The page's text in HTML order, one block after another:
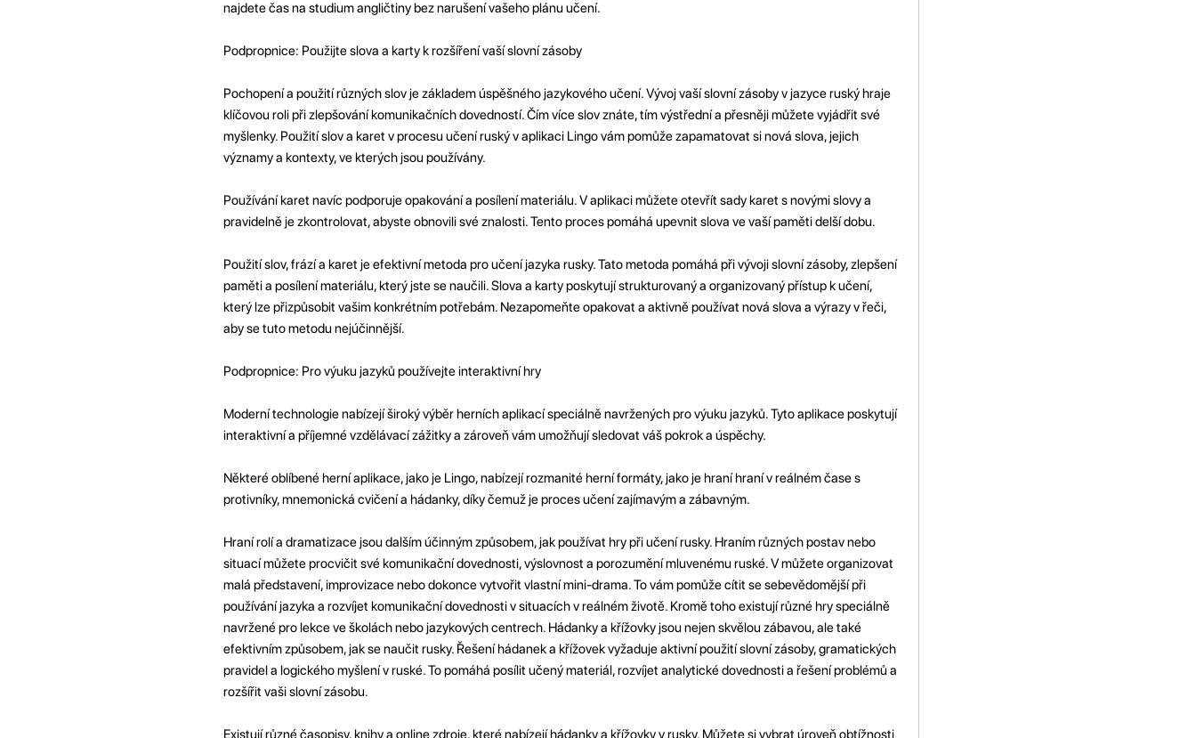
najdete čas na studium angličtiny bez narušení vašeho plánu učení.
Podpropnice: Použijte slova a karty k rozšíření vaší slovní zásoby
Pochopení a použití různých slov je základem úspěšného jazykového učení. Vývoj vaší slovní zásoby v jazyce ruský hraje
klíčovou roli při zlepšování komunikačních dovedností. Čím více slov znáte, tím výstřední a přesněji můžete vyjádřit své
myšlenky. Použití slov a karet v procesu učení ruský v aplikaci Lingo vám pomůže zapamatovat si nová slova, jejich
významy a kontexty, ve kterých jsou používány.
Používání karet navíc podporuje opakování a posílení materiálu. V aplikaci můžete otevřít sady karet s novými slovy a
pravidelně je zkontrolovat, abyste obnovili své znalosti. Tento proces pomáhá upevnit slova ve vaší paměti delší dobu.
Použití slov, frází a karet je efektivní metoda pro učení jazyka rusky. Tato metoda pomáhá při vývoji slovní zásoby, zlepšení
paměti a posílení materiálu, který jste se naučili. Slova a karty poskytují strukturovaný a organizovaný přístup k učení,
který lze přizpůsobit vašim konkrétním potřebám. Nezapomeňte opakovat a aktivně používat nová slova a výrazy v řeči,
aby se tuto metodu nejúčinnější.
Podpropnice: Pro výuku jazyků používejte interaktivní hry
Moderní technologie nabízejí široký výběr herních aplikací speciálně navržených pro výuku jazyků. Tyto aplikace poskytují
interaktivní a příjemné vzdělávací zážitky a zároveň vám umožňují sledovat váš pokrok a úspěchy.
Některé oblíbené herní aplikace, jako je Lingo, nabízejí rozmanité herní formáty, jako je hraní hraní v reálném čase s
protivníky, mnemonická cvičení a hádanky, díky čemuž je proces učení zajímavým a zábavným.
Hraní rolí a dramatizace jsou dalším účinným způsobem, jak používat hry při učení rusky. Hraním různých postav nebo
situací můžete procvičit své komunikační dovednosti, výslovnost a porozumění mluvenému ruské. V můžete organizovat
malá představení, improvizace nebo dokonce vytvořit vlastní mini-drama. To vám pomůže cítit se sebevědomější při
používání jazyka a rozvíjet komunikační dovednosti v situacích v reálném životě. Kromě toho existují různé hry speciálně
navržené pro lekce ve školách nebo jazykových centrech. Hádanky a křížovky jsou nejen skvělou zábavou, ale také
efektivním způsobem, jak se naučit rusky. Řešení hádanek a křížovek vyžaduje aktivní použití slovní zásoby, gramatických
pravidel a logického myšlení v ruské. To pomáhá posílit učený materiál, rozvíjet analytické dovednosti a řešení problémů a
rozšířit vaši slovní zásobu.
Existují různé časopisy, knihy a online zdroje, které nabízejí hádanky a křížovky v rusky. Můžete si vybrat úroveň obtížnosti